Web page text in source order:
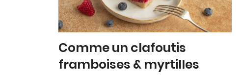
Comme un clafoutis
framboises & myrtilles